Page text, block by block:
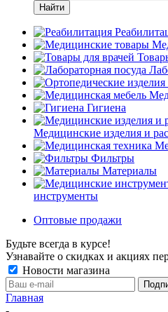
Найти
Гигиена
Медицинские изделия и
Фильтры
Материалы
инструменты
Оптовые продажи
Будьте всегда в курсе!
Узнавайте о скидках и акциях
Новости магазина
Главная